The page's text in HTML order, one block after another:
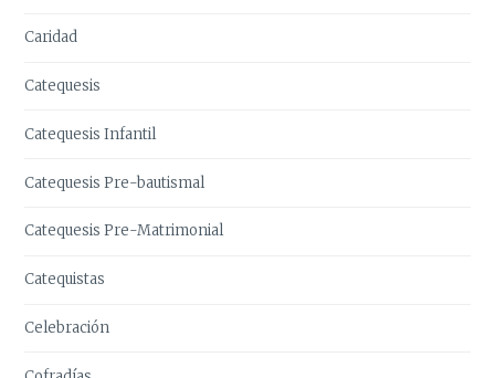
Caridad
Catequesis
Catequesis Infantil
Catequesis Pre-bautismal
Catequesis Pre-Matrimonial
Catequistas
Celebración